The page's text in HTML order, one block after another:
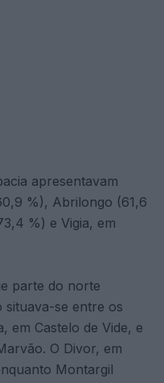
apresentavam
%), Abrilongo (61,6
%) e Vigia, em
parte do norte
situava-se entre os
em Castelo de Vide, e
O Divor, em
Montargil